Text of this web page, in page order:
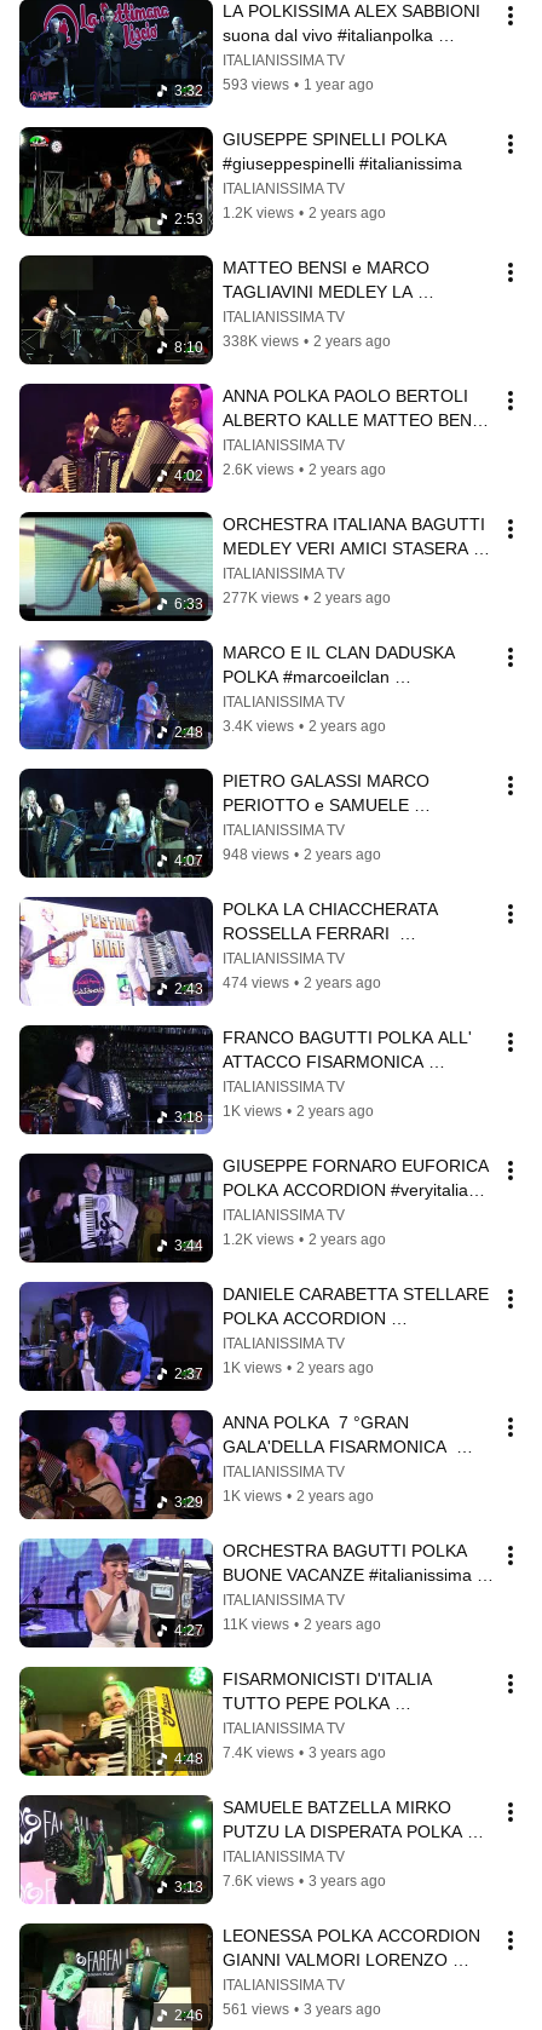
3:32
LA POLKISSIMA ALEX SABBIONI
suona dal vivo #italianpolka
#veryitaliantv
ITALIANISSIMA TV
593 views • 1 year ago
2:53
GIUSEPPE SPINELLI POLKA
#giuseppespinelli #italianissima
ITALIANISSIMA TV
1.2K views • 2 years ago
8:10
MATTEO BENSI e MARCO
TAGLIAVINI MEDLEY LA
DISPERATA  E ANNA POLKA live
fisarmonica #italianissimatv
ITALIANISSIMA TV
338K views • 2 years ago
4:02
ANNA POLKA PAOLO BERTOLI
ALBERTO KALLE MATTEO BENSI
#italianissimatv #italianaccordion
ITALIANISSIMA TV
2.6K views • 2 years ago
6:33
ORCHESTRA ITALIANA BAGUTTI
MEDLEY VERI AMICI STASERA IN
COMPAGNIA POLKA #italianissima
#italianpolka
ITALIANISSIMA TV
277K views • 2 years ago
2:48
MARCO E IL CLAN DADUSKA
POLKA #marcoeilclan
#italianissimatv #veryitaliantv
#orchestramarcoeilclan
ITALIANISSIMA TV
3.4K views • 2 years ago
4:07
PIETRO GALASSI MARCO
PERIOTTO e SAMUELE
BATZELLA MIX POLKE
#italianissimatv
ITALIANISSIMA TV
948 views • 2 years ago
2:43
POLKA LA CHIACCHERATA
ROSSELLA FERRARI
#italianissima #veryitaliantv
#italianissimatv
ITALIANISSIMA TV
474 views • 2 years ago
3:18
FRANCO BAGUTTI POLKA ALL'
ATTACCO FISARMONICA
#italianissima #veryitaliantv
#italianissimatv
ITALIANISSIMA TV
1K views • 2 years ago
3:44
GIUSEPPE FORNARO EUFORICA
POLKA ACCORDION #veryitaliantv
#italianissimatv
#fisarmonicistiditalia
ITALIANISSIMA TV
1.2K views • 2 years ago
2:37
DANIELE CARABETTA STELLARE
POLKA ACCORDION
#fisarmonicistiditalia #veryitaliantv
#italianissimatv
ITALIANISSIMA TV
1K views • 2 years ago
3:29
ANNA POLKA  7 °GRAN
GALA'DELLA FISARMONICA
#italianissimatv #veryitaliantv
#fisarmonicistiditalia
ITALIANISSIMA TV
1K views • 2 years ago
4:27
ORCHESTRA BAGUTTI POLKA
BUONE VACANZE #italianissima
#veryitaliantv #italianissimatv
ITALIANISSIMA TV
11K views • 2 years ago
4:48
FISARMONICISTI D'ITALIA
TUTTO PEPE POLKA
#fisarmonicistiditalia
#italianissimatv #veryitaliantv
ITALIANISSIMA TV
7.4K views • 3 years ago
3:13
SAMUELE BATZELLA MIRKO
PUTZU LA DISPERATA POLKA
#fisarmonicisti  #veryitaliantv
#italianissimatv
ITALIANISSIMA TV
7.6K views • 3 years ago
2:46
LEONESSA POLKA ACCORDION
GIANNI VALMORI LORENZO
LARICCHIA #fisarmonicistiditalia
#italianissimatv
ITALIANISSIMA TV
561 views • 3 years ago